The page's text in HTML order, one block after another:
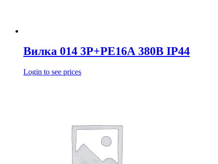
Вилка 014 3Р+РЕ16А 380В IP44
Login to see prices